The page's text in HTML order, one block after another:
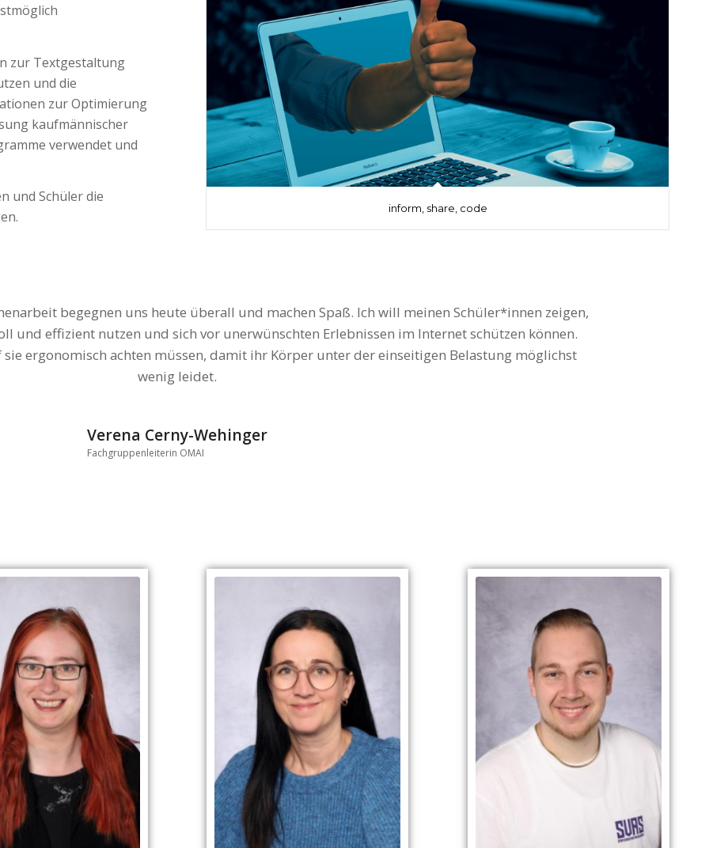
zur Textgestaltung
und die
zur Optimierung
kaufmännischer
verwendet und
und Schüler die
inform, share, code
begegnen uns heute überall und machen Spaß. Ich will meinen Schüler*innen zeigen,
und effizient nutzen und sich vor unerwünschten Erlebnissen im Internet schützen können.
ergonomisch achten müssen, damit ihr Körper unter der einseitigen Belastung möglichst
wenig leidet.
Verena Cerny-Wehinger
Fachgruppenleiterin OMAI
zukünftigen Skills im Unternehmen vor … du kannst an kreativen Informatiklösungen feilen
Ganz nebenbei macht es einfach Spaß, ein Bestandteil der Digitalisierung zu sein und in
einem modernen Geräteumfeld zu arbeiten.
Fachgruppenleiterin WIF